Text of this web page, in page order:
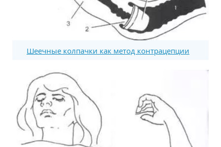
Шеечные колпачки как метод контрацепции